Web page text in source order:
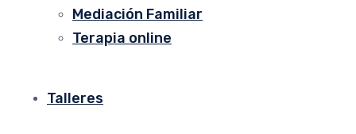
Mediación Familiar
Terapia online
Talleres